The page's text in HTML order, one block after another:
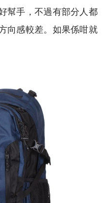
幫手，不過有部分人都
向感較差。如果係咁就